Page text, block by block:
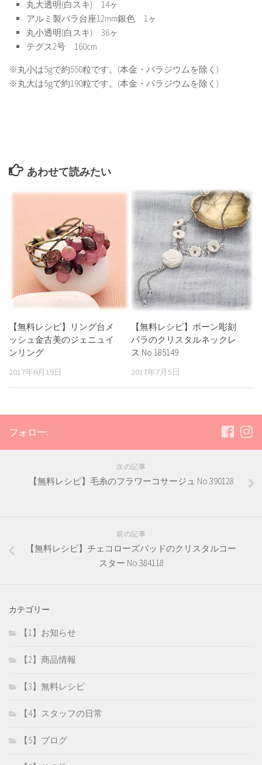
丸大透明(白スキ) 14ヶ
アルミ製バラ台座12mm銀色 1ヶ
丸小透明(白スキ) 36ヶ
テグス2号 160cm
※丸小は5gで約550粒です。(本金・パラジウムを除く)
※丸大は5gで約190粒です。(本金・パラジウムを除く)
あわせて読みたい
【無料レシピ】リング台メ
ッシュ金古美のジェニュイ
ンリング
2017年6月19日
【無料レシピ】ボーン彫刻
バラのクリスタルネックレ
ス No.185149
2017年7月5日
フォロー:
次の記事
【無料レシピ】毛糸のフラワーコサージュ No.390128
前の記事
【無料レシピ】チェコローズバッドのクリスタルコー
スター No.384118
カテゴリー
【1】お知らせ
【2】商品情報
【3】無料レシピ
【4】スタッフの日常
【5】ブログ